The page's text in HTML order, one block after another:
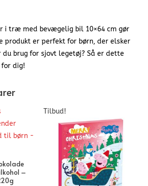
i træ med bevægelig bil 10×64 cm gør
produkt er perfekt for børn, der elsker
du brug for sjovt legetøj? Så er dette
dig!
–
Tilbud!